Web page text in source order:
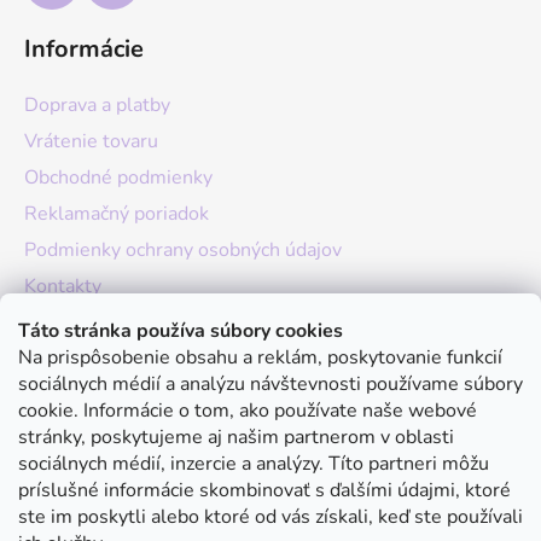
Táto stránka používa súbory cookies
Na prispôsobenie obsahu a reklám, poskytovanie funkcií
sociálnych médií a analýzu návštevnosti používame súbory
cookie. Informácie o tom, ako používate naše webové
stránky, poskytujeme aj našim partnerom v oblasti
sociálnych médií, inzercie a analýzy. Títo partneri môžu
príslušné informácie skombinovať s ďalšími údajmi, ktoré
ste im poskytli alebo ktoré od vás získali, keď ste používali
Informácie
Doprava a platby
Vrátenie tovaru
Obchodné podmienky
Reklamačný poriadok
Podmienky ochrany osobných údajov
Kontakty
O nás
Hodnotenie obchodu
Moja objednávka
Instagram